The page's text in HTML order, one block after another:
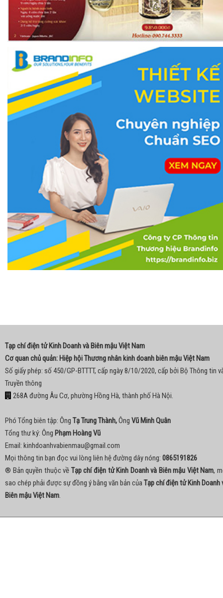
Tạp chí điện tử Kinh Doanh và Biên mậu Việt Nam
Cơ quan chủ quản: Hiệp hội Thương nhân kinh doanh biên mậu Việt Nam
Số giấy phép: số 450/GP-BTTTT, cấp ngày 8/10/2020, cấp bởi Bộ Thông tin
Truyền thông
268A đường Âu Cơ, phường Hồng Hà, thành phố Hà Nội.
Phó Tổng biên tập: Ông Tạ Trung Thành,Ông Vũ Minh Quân
Tổng thư ký: Ông Phạm Hoàng Vũ
Email: kinhdoanhvabienmau@gmail.com
Mọi thông tin bạn đọc vui lòng liên hệ đường dây nóng: 0865191826
® Bản quyền thuộc về Tạp chí điện tử Kinh Doanh và Biên mậu Việt Nam,
sao chép phải được sự đồng ý bằng văn bản củaTạp chí điện tử Kinh Doanh
Biên mậu Việt Nam.